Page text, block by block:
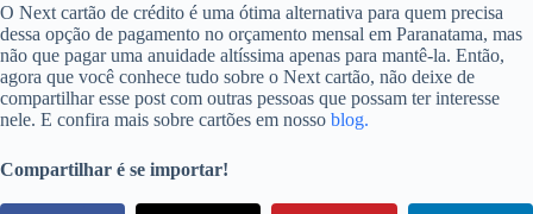
O Next cartão de crédito é uma ótima alternativa para quem precisa
dessa opção de pagamento no orçamento mensal em Paranatama, mas
não que pagar uma anuidade altíssima apenas para mantê-la. Então,
agora que você conhece tudo sobre o Next cartão, não deixe de
compartilhar esse post com outras pessoas que possam ter interesse
nele. E confira mais sobre cartões em nosso blog.
Compartilhar é se importar!